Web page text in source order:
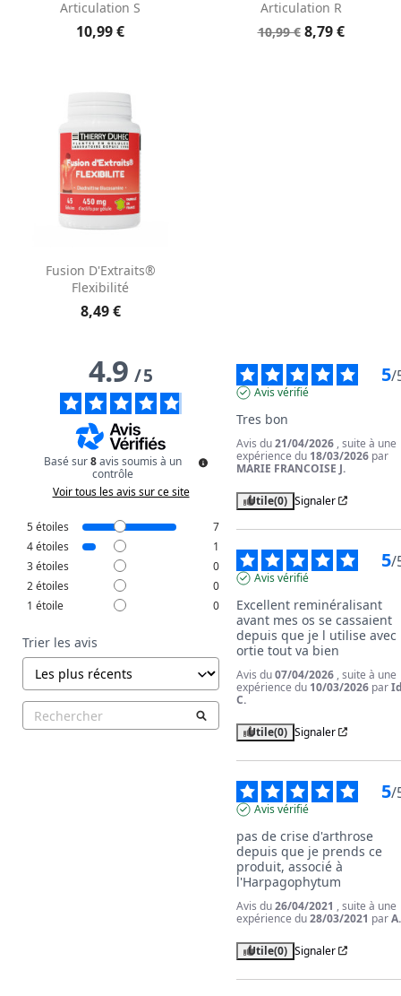
Articulation S
10,99 €
Articulation R
10,99 € 8,79 €
Fusion D'Extraits®
Flexibilité
8,49 €
4.9/5
Basé sur8avis soumis à un
contrôle
Voir tous les avis sur ce site
5étoiles
7
4étoiles
1
3étoiles
0
2étoiles
0
1 étoile 0
Trier les avis
5/
Avis vérifié
Tres bon
Avis du21/04/2026 , suite à une
expérience du 18/03/2026 par
MARIE FRANCOISE J.
Utile(0) Signaler
5/
Avis vérifié
Excellent reminéralisant
avant mes os se cassaient
depuis que je l utilise avec
ortie tout va bien
Avis du07/04/2026 , suite à une
expérience du 10/03/2026 par
C.
Utile(0) Signaler
5/
Avis vérifié
pas de crise d'arthrose
depuis que je prends ce
produit, associé à
l'Harpagophytum
Avis du26/04/2021 , suite à une
expérience du28/03/2021 par
Utile(0) Signaler